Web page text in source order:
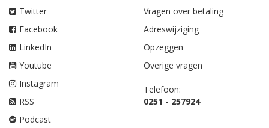
Twitter
Facebook
LinkedIn
Youtube
Instagram
RSS
Podcast
Vragen over betaling
Adreswijziging
Opzeggen
Overige vragen
Telefoon:
0251 - 257924